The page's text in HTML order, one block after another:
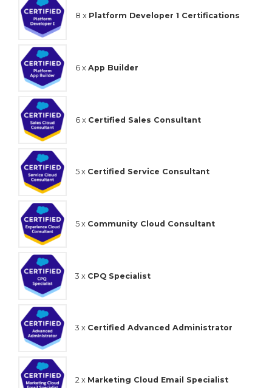
8 x Platform Developer 1 Certifications
6 x App Builder
6 x Certified Sales Consultant
5 x Certified Service Consultant
5 x Community Cloud Consultant
3 x CPQ Specialist
3 x Certified Advanced Administrator
2 x Marketing Cloud Email Specialist